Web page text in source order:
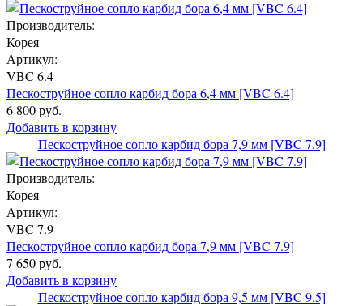
Производитель:
Корея
Артикул:
VBC 6.4
Пескоструйное сопло карбид бора 6,4 мм [VBC 6.4]
6 800 руб.
Добавить в корзину
Пескоструйное сопло карбид бора 7,9 мм [VBC 7.9]
Производитель:
Корея
Артикул:
VBC 7.9
Пескоструйное сопло карбид бора 7,9 мм [VBC 7.9]
7 650 руб.
Добавить в корзину
Пескоструйное сопло карбид бора 9,5 мм [VBC 9.5]